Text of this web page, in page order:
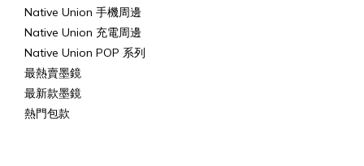
Native Union 手機周邊
Native Union 充電周邊
Native Union POP 系列
最熱賣墨鏡
最新款墨鏡
熱門包款